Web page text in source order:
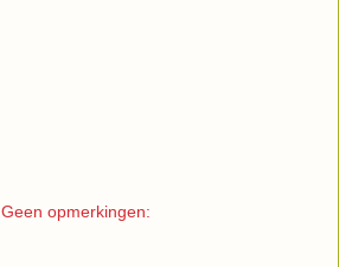
Geen opmerkingen: